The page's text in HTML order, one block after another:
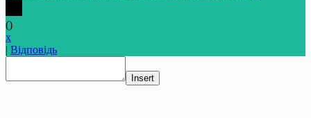
()
x
| Відповідь
Insert